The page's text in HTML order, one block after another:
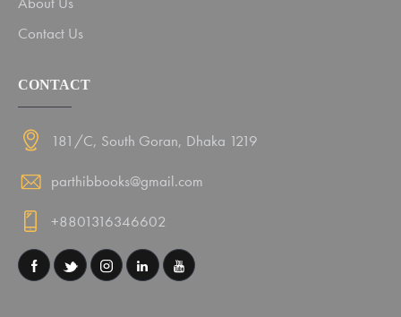
Contact Us
CONTACT
181/C, South Goran, Dhaka 1219
parthibbooks@gmail.com
+8801316346602